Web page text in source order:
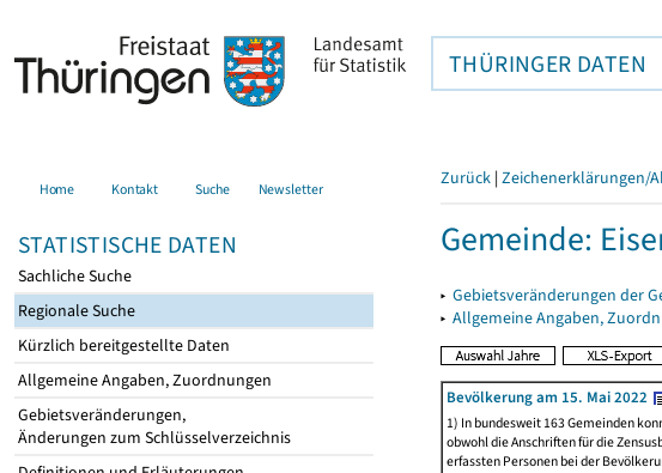
THÜRINGER DATEN
Home Kontakt Suche Newsletter
STATISTISCHE DATEN
Sachliche Suche
Regionale Suche
Kürzlich bereitgestellte Daten
Allgemeine Angaben, Zuordnungen
Gebietsveränderungen,
Änderungen zum Schlüsselverzeichnis
Zurück | Zeichenerklärungen/
Gemeinde:
▸ Gebietsveränderungen der
▸ Allgemeine Angaben,
Bevölkerung am 15. Mai 2022
1) In bundesweit 163 Gemeinden
obwohl die Anschriften für die
erfassten Personen bei der